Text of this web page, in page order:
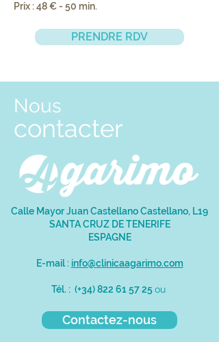
Prix ​​: 48 € - 50 min.
PRENDRE RDV
Calle Mayor Juan Castellano Castellano, L19
SANTA CRUZ DE TENERIFE
ESPAGNE
E-mail : info@clinicaagarimo.com
Tél. : (+34)822 61 57 25 ou
Nous
contacter
Contactez-nous